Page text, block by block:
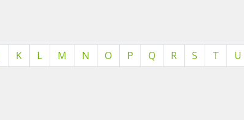
K L M N O P Q R S T U